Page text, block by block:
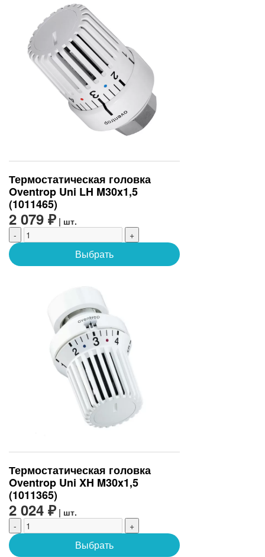
Термостатическая головка
Oventrop Uni LH M30x1,5
(1011465)
2 079 ₽ | шт.
-
+
Выбрать
Термостатическая головка
Oventrop Uni XH M30x1,5
(1011365)
2 024 ₽ | шт.
-
+
Выбрать